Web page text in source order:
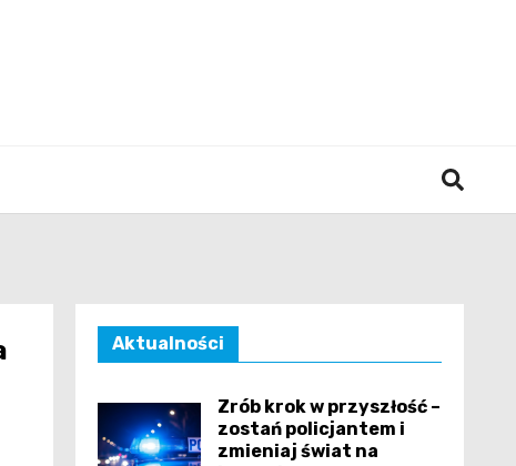
Aktualności
Zrób krok w przyszłość –
zostań policjantem i
zmieniaj świat na